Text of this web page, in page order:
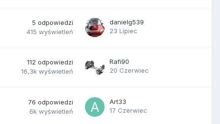
5 odpowiedzi
415 wyświetleń
danielg539
23 Lipiec
112 odpowiedzi
16,3k wyświetleń
Rafi90
20 Czerwiec
76 odpowiedzi
6k wyświetleń
Art33
17 Czerwiec